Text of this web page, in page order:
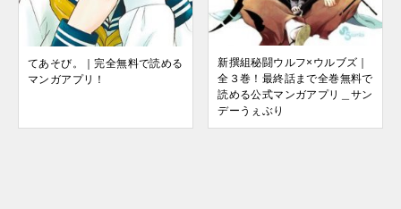
てあそび。｜完全無料で読める
マンガアプリ！
新撰組秘闘ウルフ×ウルブズ｜
全３巻！最終話まで全巻無料で
読める公式マンガアプリ＿サン
デーうぇぶり